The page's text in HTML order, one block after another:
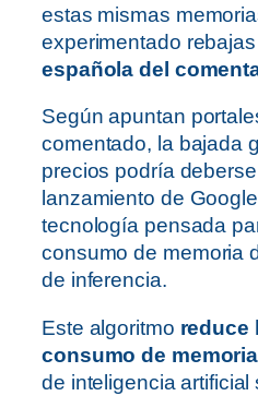
estas mismas
experimentado rebajas
española del
Según apuntan
comentado, la bajada
precios podría
lanzamiento de
tecnología pensada
consumo de memoria
de inferencia.
Este algoritmo reduce
consumo de
de inteligencia artificial